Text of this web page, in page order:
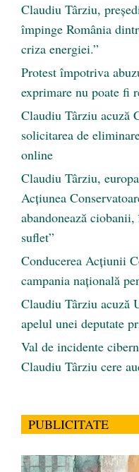
Claudiu Târziu,
împinge România
criza energiei.”
Protest împotriva
exprimare nu poate fi
Claudiu Târziu acuză
solicitarea de
online
Claudiu Târziu,
Acțiunea
abandonează
suflet”
Conducerea Acțiunii
campania națională
Claudiu Târziu acuză
apelul unei deputate
Val de incidente
Claudiu Târziu cere
PUBLICITATE